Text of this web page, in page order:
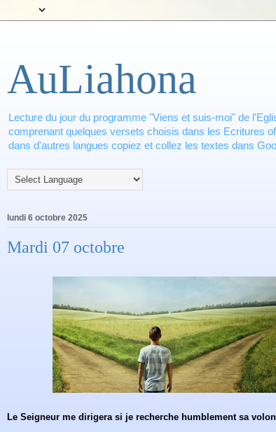
AuLiahona
Lecture du jour du programme "Viens et suis-moi" de
comprenant quelques versets choisis dans les Ecritures
dans d'autres langues copiez et collez les textes dans
lundi 6 octobre 2025
Mardi 07 octobre
Le Seigneur me dirigera si je recherche humblement sa